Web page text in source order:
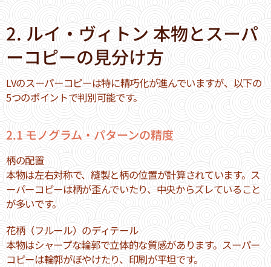
2. ルイ・ヴィトン 本物とスーパ
ーコピーの見分け方
LVのスーパーコピーは特に精巧化が進んでいますが、以下の
5つのポイントで判別可能です。
2.1 モノグラム・パターンの精度
柄の配置
本物は左右対称で、縫製と柄の位置が計算されています。ス
ーパーコピーは柄が歪んでいたり、中央からズレていること
が多いです。
花柄（フルール）のディテール
本物はシャープな輪郭で立体的な質感があります。スーパー
コピーは輪郭がぼやけたり、印刷が平坦です。